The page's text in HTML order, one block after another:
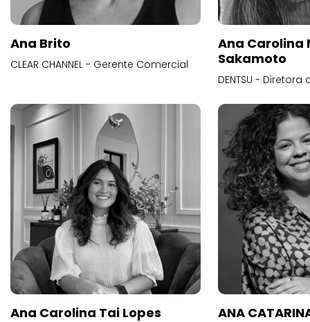
Ana Brito
CLEAR CHANNEL - Gerente Comercial
Ana Carolina
Sakamoto
DENTSU -
Ana Carolina Tai Lopes ANA